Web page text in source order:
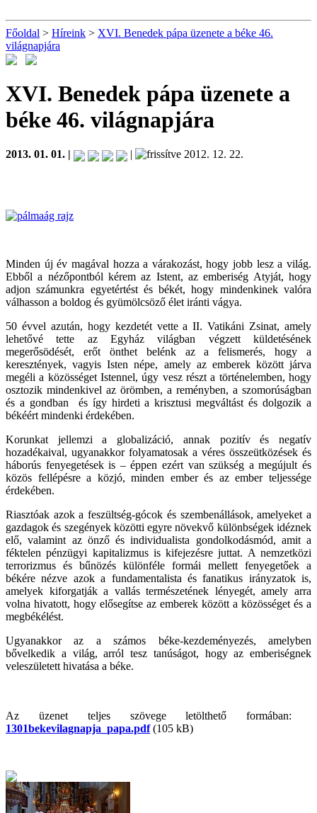
Főoldal > Híreink > XVI. Benedek pápa üzenete a béke 46.
világnapjára
XVI. Benedek pápa üzenete a
béke 46. világnapjára
2013. 01. 01. | | 2012. 12. 22.
Minden új év magával hozza a várakozást, hogy jobb lesz a világ.
Ebből a nézőpontból kérem az Istent, az emberiség Atyját, hogy
adjon számunkra egyetértést és békét, hogy mindenkinek valóra
válhasson a boldog és gyümölcsöző élet iránti vágya.
50 évvel azután, hogy kezdetét vette a II. Vatikáni Zsinat, amely
lehetővé tette az Egyház világban végzett küldetésének
megerősödését, erőt önthet belénk az a felismerés, hogy a
keresztények, vagyis Isten népe, amely az emberek között járva
megéli a közösséget Istennel, úgy vesz részt a történelemben, hogy
osztozik mindenkivel az örömben, a reményben, a szomorúságban
és a gondban és így hirdeti a krisztusi megváltást és dolgozik a
békéért mindenki érdekében.
Korunkat jellemzi a globalizáció, annak pozitív és negatív
hozadékaival, ugyanakkor folyamatosak a véres összeütközések és
háborús fenyegetések is – éppen ezért van szükség a megújult és
közös fellépésre a közjó, minden ember és az ember teljessége
érdekében.
Riasztóak azok a feszültség-gócok és szembenállások, amelyeket a
gazdagok és szegények közötti egyre növekvő különbségek idéznek
elő, valamint az önző és individualista gondolkodásmód, amit a
féktelen pénzügyi kapitalizmus is kifejezésre juttat. A nemzetközi
terrorizmus és bűnözés különféle formái mellett fenyegetőek a
békére nézve azok a fundamentalista és fanatikus irányzatok is,
amelyek kiforgatják a vallás természetének lényegét, amely arra
volna hivatott, hogy elősegítse az emberek között a közösséget és a
megbékélést.
Ugyanakkor az a számos béke-kezdeményezés, amelyben
bővelkedik a világ, arról tesz tanúságot, hogy az emberiségnek
veleszületett hivatása a béke.
Az üzenet teljes szövege letölthető formában:
1301bekevilagnapja_papa.pdf(105 kB)